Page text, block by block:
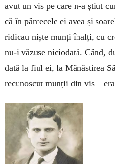
avut un vis pe care n-a știut
că în pântecele ei avea și
ridicau niște munți înalți, cu
nu-i văzuse niciodată. Când,
dată la fiul ei, la Mânăstirea
recunoscut munții din vis –